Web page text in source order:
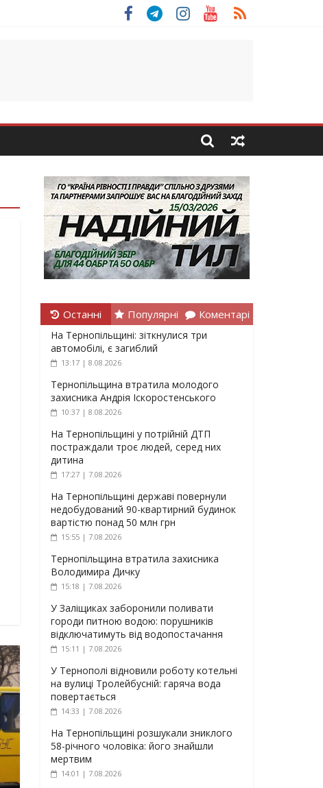
Останні Популярні Коментарі
На Тернопільщині: зіткнулися три
автомобілі, є загиблий
13:17 | 8.08.2026
Тернопільщина втратила молодого
захисника Андрія Іскоростенського
10:37 | 8.08.2026
На Тернопільщині у потрійній ДТП
постраждали троє людей, серед них
дитина
17:27 | 7.08.2026
На Тернопільщині державі повернули
недобудований 90-квартирний будинок
вартістю понад 50 млн грн
15:55 | 7.08.2026
Тернопільщина втратила захисника
Володимира Дичку
15:18 | 7.08.2026
У Заліщиках заборонили поливати
городи питною водою: порушників
відключатимуть від водопостачання
15:11 | 7.08.2026
У Тернополі відновили роботу котельні
на вулиці Тролейбусній: гаряча вода
повертається
14:33 | 7.08.2026
На Тернопільщині розшукали зниклого
58-річного чоловіка: його знайшли
мертвим
14:01 | 7.08.2026